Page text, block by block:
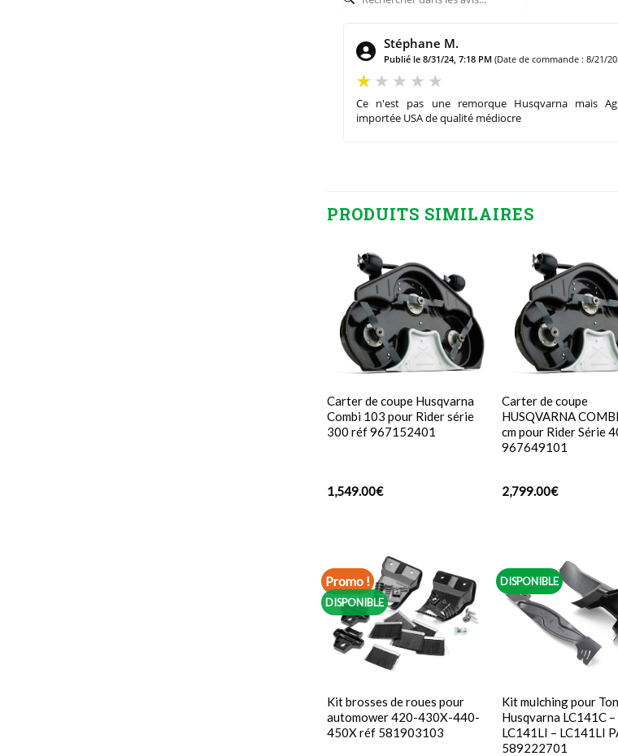
Stéphane M.
Publié le 8/31/24, 7:18 PM (Date de commande : 8/21/
Ce n'est pas une remorque Husqvarna mais
importée USA de qualité médiocre
PRODUITS SIMILAIRES
Carter de coupe Husqvarna
Combi 103 pour Rider série
300 réf 967152401
1,549.00€
Carter de coupe
HUSQVARNA
cm pour Rider Série
967649101
2,799.00€
Promo !
DISPONIBLE
Kit brosses de roues pour
automower 420-430X-440-
450X réf 581903103
DISPONIBLE
Kit mulching pour
Husqvarna LC141C –
LC141LI – LC141LI
589222701